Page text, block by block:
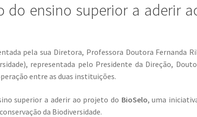
do ensino superior a aderir
pela sua Diretora, Professora Doutora Fernanda
representada pelo Presidente da Direção,
entre as duas instituições.
superior a aderir ao projeto do BioSelo, uma
da Biodiversidade.